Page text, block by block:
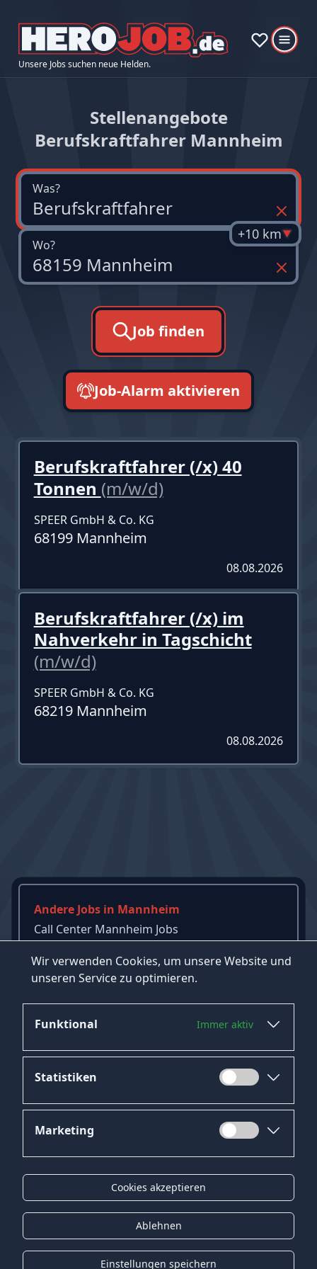
Wir verwenden Cookies, um unsere Website und
unseren Service zu optimieren.
Funktional Immer aktiv
Statistiken
Marketing
Cookies akzeptieren
Ablehnen
Einstellungen speichern
Unsere Jobs suchen neue Helden.
Stellenangebote
Berufskraftfahrer Mannheim
Was?
Wo?
+10 km
Job finden
Job-Alarm aktivieren
Berufskraftfahrer (/x) 40
Tonnen (m/w/d)
SPEER GmbH & Co. KG
68199 Mannheim
08.08.2026
Berufskraftfahrer (/x) im
Nahverkehr in Tagschicht
(m/w/d)
SPEER GmbH & Co. KG
68219 Mannheim
08.08.2026
Andere Jobs in Mannheim
Call Center Mannheim Jobs
IT-Systemadministrator Mannheim Jobs
Mehr Jobs in Mannheim ansehen
Datenschutz
Impressum
Kontakt
Gender-Hinweis
© 2026 Onyx Consulting GmbH